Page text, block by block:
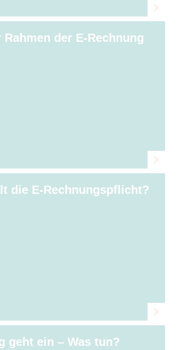
der E⁠‑⁠Rechnung
die E-Rechnungspflicht?
geht ein – Was tun?